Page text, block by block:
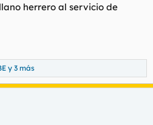
herrero al servicio de
y 3 más